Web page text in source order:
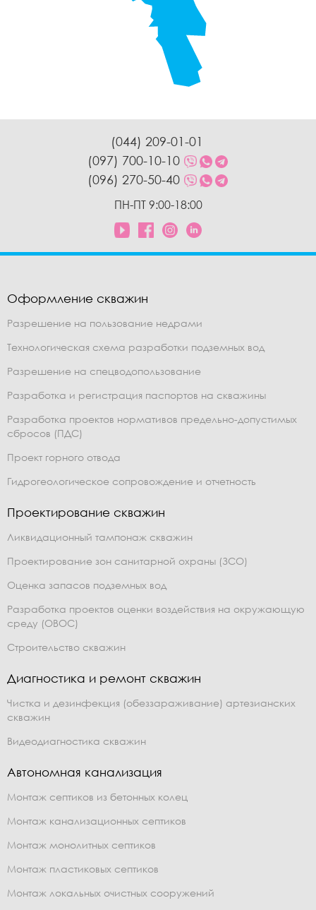
(044) 209-01-01
(097) 700-10-10
(096) 270-50-40
ПН-ПТ 9:00-18:00
Оформление скважин
Разрешение на пользование недрами
Технологическая схема разработки подземных вод
Разрешение на спецводопользование
Разработка и регистрация паспортов на скважины
Разработка проектов нормативов предельно-допустимых
сбросов (ПДС)
Проект горного отвода
Гидрогеологическое сопровождение и отчетность
Проектирование скважин
Ликвидационный тампонаж скважин
Проектирование зон санитарной охраны (ЗСО)
Оценка запасов подземных вод
Разработка проектов оценки воздействия на окружающую
среду (ОВОС)
Строительство скважин
Диагностика и ремонт скважин
Чистка и дезинфекция (обеззараживание) артезианских
скважин
Видеодиагностика скважин
Автономная канализация
Монтаж септиков из бетонных колец
Монтаж канализационных септиков
Монтаж монолитных септиков
Монтаж пластиковых септиков
Монтаж локальных очистных сооружений